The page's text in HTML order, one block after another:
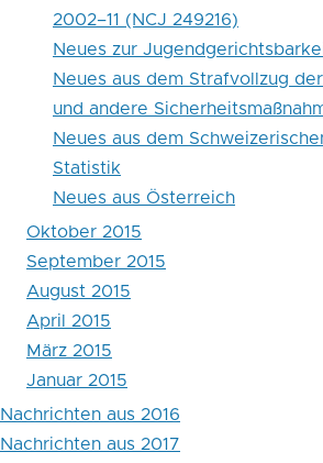
2002–11 (NCJ 249216)
Neues zur
Neues aus dem Strafvollzug
und andere
Neues aus dem
Statistik
Neues aus Österreich
Oktober 2015
September 2015
August 2015
April 2015
März 2015
Januar 2015
Nachrichten aus 2016
Nachrichten aus 2017